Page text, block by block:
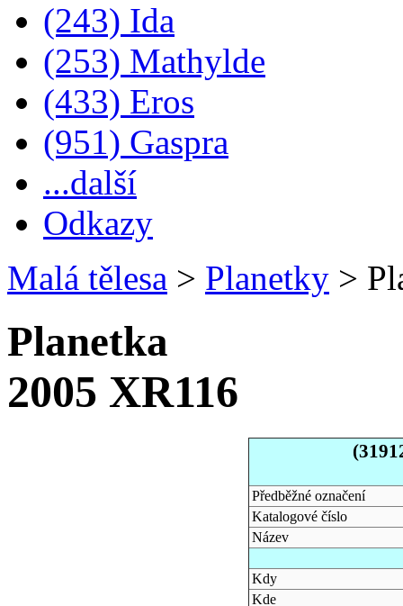
(243) Ida
(253) Mathylde
(433) Eros
(951) Gaspra
...další
Odkazy
Malá tělesa > Planetky >
Planetka
2005 XR116
Předběžné označení
Katalogové číslo
Název
Kdy
Kde